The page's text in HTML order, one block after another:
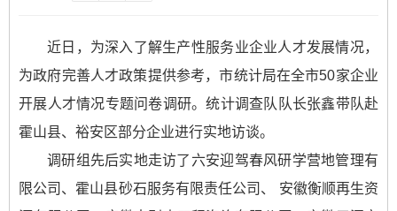
近日，为深入了解生产性服务业企业人才发展情况，
为政府完善人才政策提供参考，市统计局在全市50家企业
开展人才情况专题问卷调研。统计调查队队长张鑫带队赴
霍山县、裕安区部分企业进行实地访谈。
调研组先后实地走访了六安迎驾春风研学营地管理有
限公司、霍山县砂石服务有限责任公司、 安徽衡顺再生资